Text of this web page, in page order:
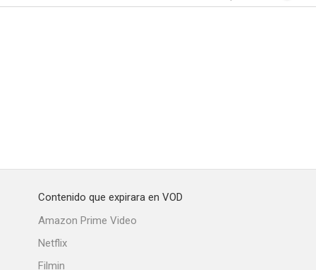
Contenido que expirara en VOD
Amazon Prime Video
Netflix
Filmin